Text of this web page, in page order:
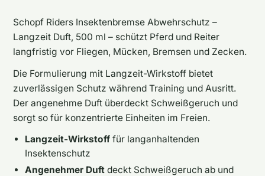
Schopf Riders Insektenbremse Abwehrschutz –
Langzeit Duft, 500 ml – schützt Pferd und Reiter
langfristig vor Fliegen, Mücken, Bremsen und Zecken.
Die Formulierung mit Langzeit-Wirkstoff bietet
zuverlässigen Schutz während Training und Ausritt.
Der angenehme Duft überdeckt Schweißgeruch und
sorgt so für konzentrierte Einheiten im Freien.
Langzeit-Wirkstoff für langanhaltenden
Insektenschutz
Angenehmer Duft deckt Schweißgeruch ab und